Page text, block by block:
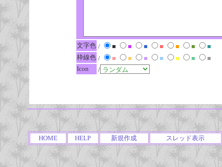
文字色 / ■ ■ ■ ■ ■ ■
■
枠線色 / ■ ■ ■ ■ ■ ■
■
Icon
/
HOME HELP 新規作成 スレッド表示